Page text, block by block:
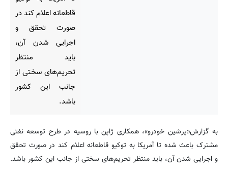
قاطعانه اعلام کند در
صورت تحقق و
اجرایی شدن آن،
باید منتظر
تحریم‌های سختی از
جانب این کشور
باشد.
به گزارش«پرشین خودرو»، همکاری ژاپن با روسیه در طرح توسعه نفتی
مشترک باعث شده تا آمریکا به توکیو قاطعانه اعلام کند در صورت تحقق
و اجرایی شدن آن، باید منتظر تحریم‌های سختی از جانب این کشور باشد.